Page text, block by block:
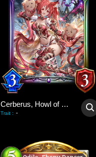
Cerberus, Howl of Hades
Trait : -